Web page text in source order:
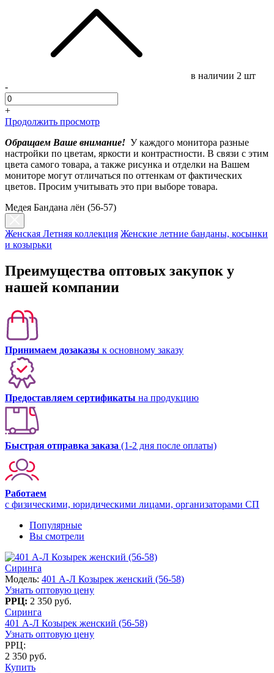
в наличии 2 шт
-
+
Продолжить просмотр
Обращаем Ваше внимание! У каждого монитора разные
настройки по цветам, яркости и контрастности. В связи с этим
цвета самого товара, а также рисунка и отделки на Вашем
мониторе могут отличаться по оттенкам от фактических
цветов. Просим учитывать это при выборе товара.
Медея Бандана лён (56-57)
Женская Летняя коллекция Женские летние банданы, косынки
и козырьки
Преимущества оптовых закупок у
нашей компании
Принимаем дозаказы к основному заказу
Предоставляем сертификаты на продукцию
Быстрая отправка заказа (1-2 дня после оплаты)
Работаем
с физическими, юридическими лицами, организаторами СП
Популярные
Вы смотрели
Сиринга
Модель: 401 А-Л Козырек женский (56-58)
Узнать оптовую цену
РРЦ: 2 350 руб.
Сиринга
401 А-Л Козырек женский (56-58)
Узнать оптовую цену
РРЦ:
2 350 руб.
Купить